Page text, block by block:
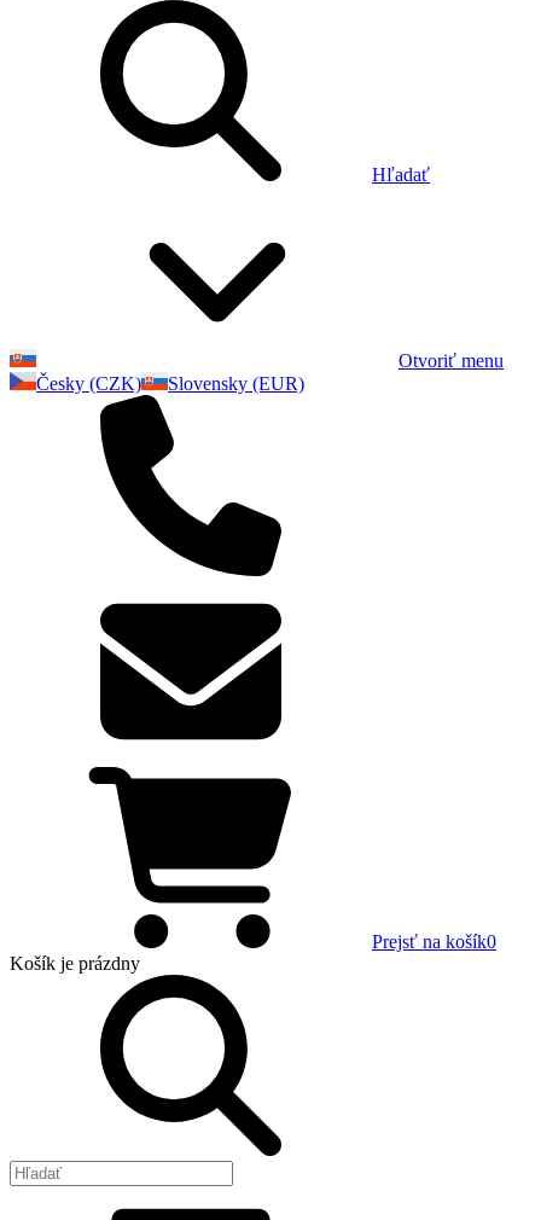
Hľadať
Otvoriť menu
Česky (CZK)
Slovensky (EUR)
Prejsť na košík0
Košík je prázdny